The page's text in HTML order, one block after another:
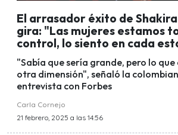
El arrasador éxito de
gira: "Las mujeres estamos
control, lo siento en cada
"Sabía que sería grande, pero lo
otra dimensión", señaló la
entrevista con Forbes
Carla Cornejo
21 febrero, 2025 a las 14:56